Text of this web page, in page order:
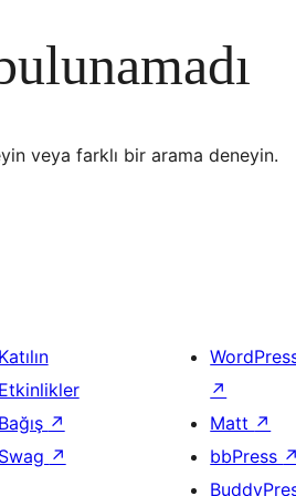
veya farklı bir arama deneyin.
Katılın
Etkinlikler
Bağış ↗
Swag ↗
↗
Matt ↗
bbPress ↗